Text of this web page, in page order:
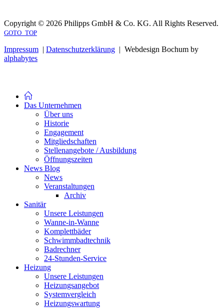
Copyright © 2026 Philipps GmbH & Co. KG. All Rights Reserved.
GOTO_TOP
Impressum | Datenschutzerklärung | Webdesign Bochum by
alphabytes
Das Unternehmen
Über uns
Historie
Engagement
Mitgliedschaften
Stellenangebote / Ausbildung
Öffnungszeiten
News Blog
News
Veranstaltungen
Archiv
Sanitär
Unsere Leistungen
Wanne-in-Wanne
Komplettbäder
Schwimmbadtechnik
Badrechner
24-Stunden-Service
Heizung
Unsere Leistungen
Heizungsangebot
Systemvergleich
Heizungswartung